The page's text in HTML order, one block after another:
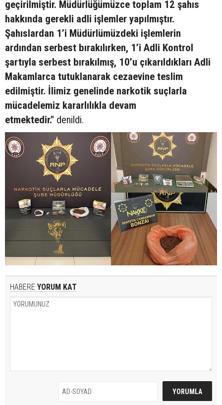
geçirilmiştir. Müdürlüğümüzce toplam 12 şahıs
hakkında gerekli adli işlemler yapılmıştır.
Şahıslardan 1’i Müdürlümüzdeki işlemlerin
ardından serbest bırakılırken, 1’i Adli Kontrol
şartıyla serbest bırakılmış, 10’u çıkarıldıkları Adli
Makamlarca tutuklanarak cezaevine teslim
edilmiştir. İlimiz genelinde narkotik suçlarla
mücadelemiz kararlılıkla devam
etmektedir." denildi.
HABERE YORUM KAT